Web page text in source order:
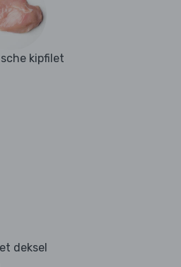
kipfilet
deksel